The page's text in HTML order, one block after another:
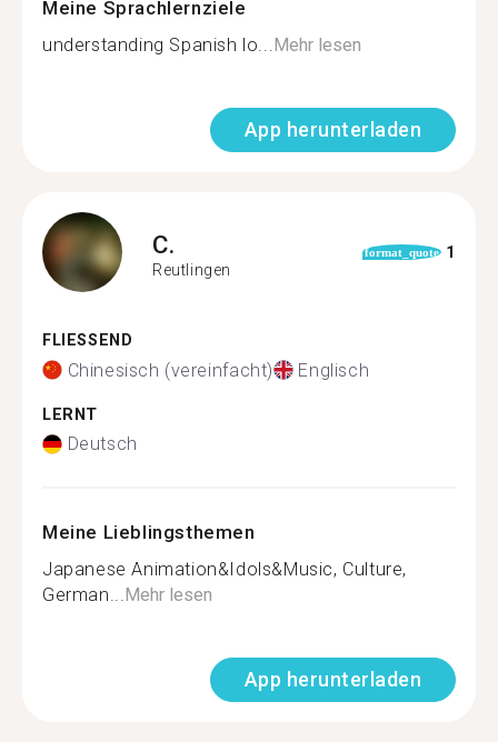
Meine Sprachlernziele
understanding Spanish lo...Mehr lesen
App herunterladen
C.
Reutlingen
format_quote 1
FLIESSEND
Chinesisch (vereinfacht) Englisch
LERNT
Deutsch
Meine Lieblingsthemen
Japanese Animation&Idols&Music, Culture,
German...Mehr lesen
App herunterladen